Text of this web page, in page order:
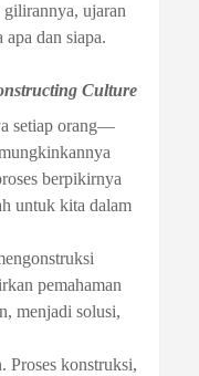
gilirannya, ujaran
dan siapa.
Culture
setiap orang—
berpikirnya
untuk kita dalam
pemahaman
menjadi solusi,
Proses konstruksi,